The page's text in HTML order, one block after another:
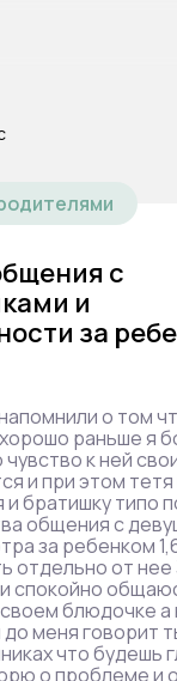
с
и
за
о том
раньше я
к ней
и при этом
братишку типо
общения с
за ребенком
отдельно от нее
спокойно
блюдочке а
меня говорит
что будешь
о проблеме и